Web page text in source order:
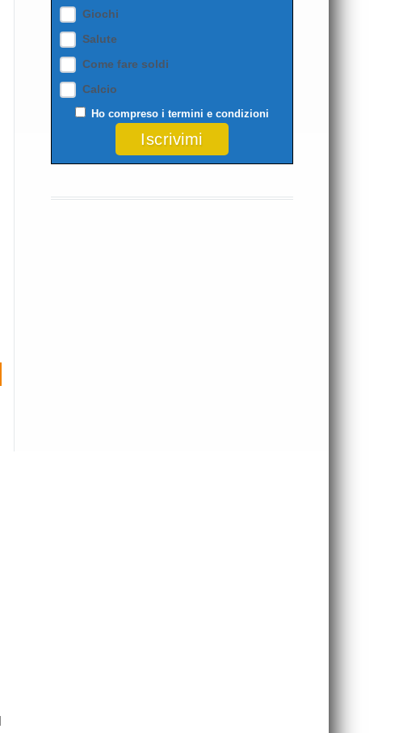
Giochi
Salute
Come fare soldi
Calcio
Ho compreso i termini e condizioni